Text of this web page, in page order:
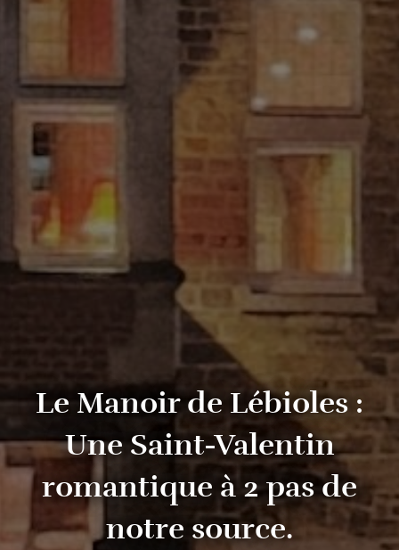
Le Manoir de Lébioles :
Une Saint-Valentin
romantique à 2 pas de
notre source.